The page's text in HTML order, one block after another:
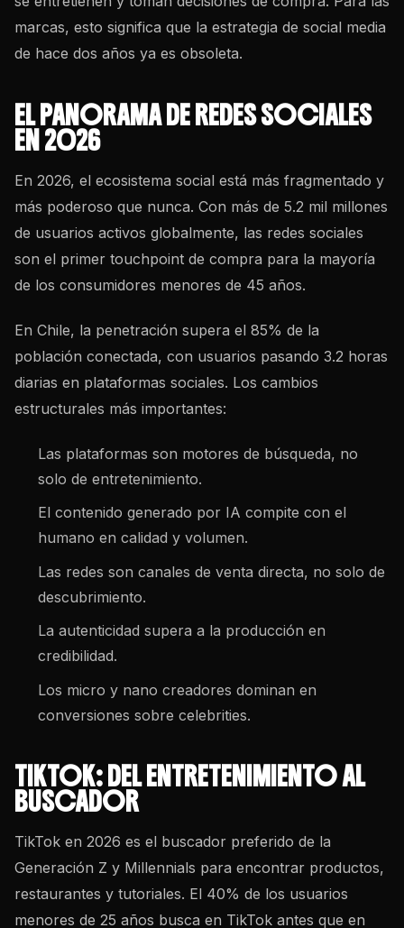
marcas, esto significa que la estrategia de social media
de hace dos años ya es obsoleta.
EL PANORAMA DE REDES SOCIALES
EN 2026
En 2026, el ecosistema social está más fragmentado y
más poderoso que nunca. Con más de 5.2 mil millones
de usuarios activos globalmente, las redes sociales
son el primer touchpoint de compra para la mayoría
de los consumidores menores de 45 años.
En Chile, la penetración supera el 85% de la
población conectada, con usuarios pasando 3.2 horas
diarias en plataformas sociales. Los cambios
estructurales más importantes:
Las plataformas son motores de búsqueda, no
solo de entretenimiento.
El contenido generado por IA compite con el
humano en calidad y volumen.
Las redes son canales de venta directa, no solo de
descubrimiento.
La autenticidad supera a la producción en
credibilidad.
Los micro y nano creadores dominan en
conversiones sobre celebrities.
TIKTOK: DEL ENTRETENIMIENTO AL
BUSCADOR
TikTok en 2026 es el buscador preferido de la
Generación Z y Millennials para encontrar productos,
restaurantes y tutoriales. El 40% de los usuarios
menores de 25 años busca en TikTok antes que en